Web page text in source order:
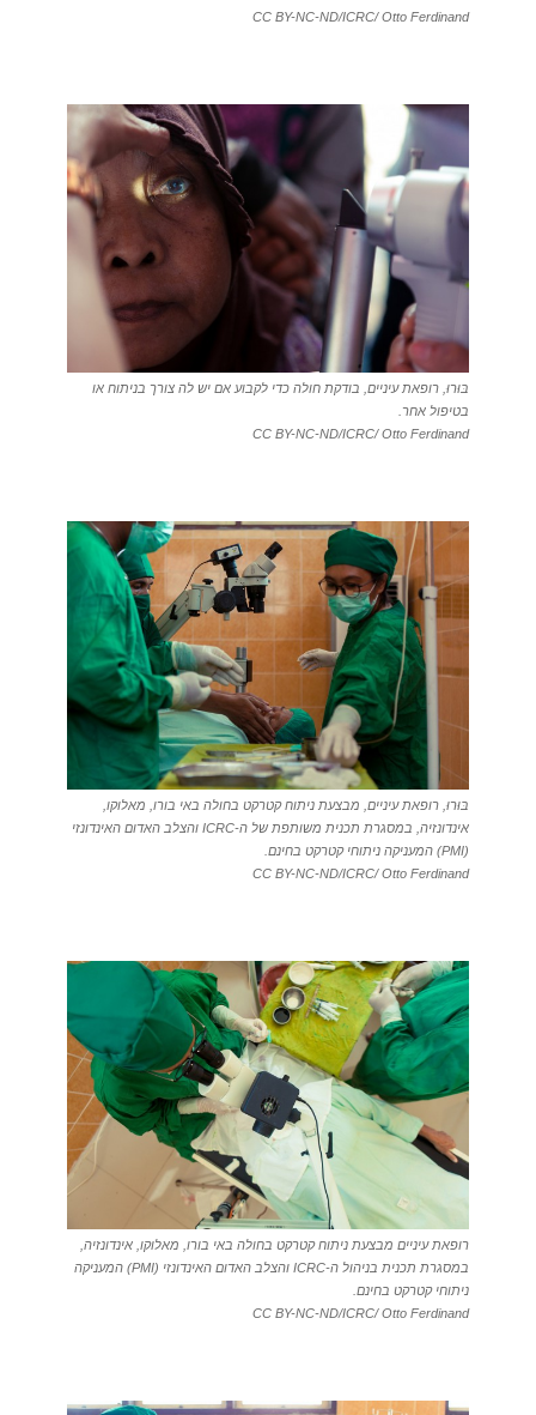
CC BY-NC-ND/ICRC/ Otto Ferdinand
בּוּרוּ, רופאת עיניים, בודקת חולה כדי לקבוע אם יש לה צורך בניתוח או
בטיפול אחר.
CC BY-NC-ND/ICRC/ Otto Ferdinand
בּוּרוּ, רופאת עיניים, מבצעת ניתוח קטרקט בחולה באי בורו, מאלוקו,
אינדונזיה, במסגרת תכנית משותפת של ה-ICRC והצלב האדום האינדונזי
(PMI) המעניקה ניתוחי קטרקט בחינם.
CC BY-NC-ND/ICRC/ Otto Ferdinand
רופאת עיניים מבצעת ניתוח קטרקט בחולה באי בורו, מאלוקו, אינדונזיה,
במסגרת תכנית בניהול ה-ICRC והצלב האדום האינדונזי (PMI) המעניקה
ניתוחי קטרקט בחינם.
CC BY-NC-ND/ICRC/ Otto Ferdinand